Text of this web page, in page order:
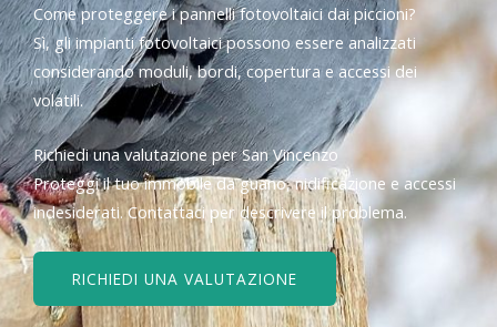
Come proteggere i pannelli fotovoltaici dai piccioni?
Sì, gli impianti fotovoltaici possono essere analizzati
considerando moduli, bordi, copertura e accessi dei
volatili.
Richiedi una valutazione per San Vincenzo
Proteggi il tuo immobile da guano, nidificazione e accessi
indesiderati. Contattaci per descrivere il problema.
RICHIEDI UNA VALUTAZIONE